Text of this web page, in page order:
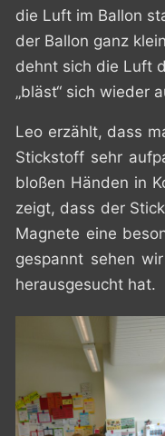
die Luft im Ballon
der Ballon ganz
dehnt sich die Luft
„bläst“ sich wieder
Leo erzählt, dass
Stickstoff sehr
bloßen Händen in
zeigt, dass der
Magnete eine
gespannt sehen
herausgesucht hat.